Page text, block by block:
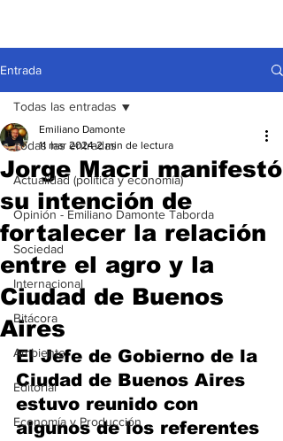
Entrada
Todas las entradas
Actualidad (política y economía)
Opinión - Emiliano Damonte Taborda
Sociedad
Internacional
Bitácora
Ambiente
Editorial
Economía y Producción
Todas las entradas
Jorge Macri manifestó
su intención de
fortalecer la relación
entre el agro y la
Ciudad de Buenos
Aires
Emiliano Damonte
11 mar 2024 2 min de lectura
El Jefe de Gobierno de la
Ciudad de Buenos Aires
estuvo reunido con
algunos de los referentes